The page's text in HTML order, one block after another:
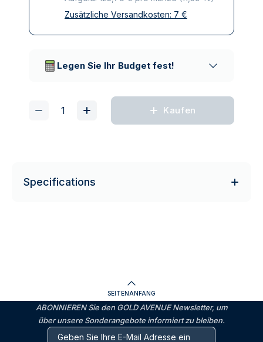
Alle Steuern inbegriffen
Zusätzliche Versandkosten: 7 €
Legen Sie Ihr Budget fest!
Kaufen
Specifications
SEITENANFANG
ABONNIEREN Sie den GOLD AVENUE Newsletter, um
über unsere Sonderangebote informiert zu bleiben.